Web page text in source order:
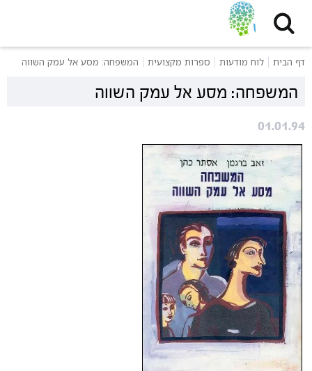
דף הבית לוח מודעות ספרות מקצועית המשפחה: מסע אל עמק השווה
המשפחה: מסע אל עמק השווה
01.01.94